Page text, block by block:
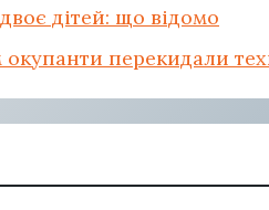
дітей: що відомо
перекидали